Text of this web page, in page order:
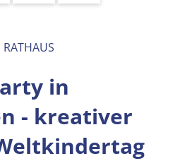
in
- kreativer